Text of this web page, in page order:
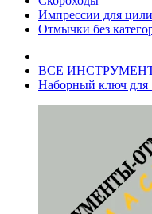
Импрессии для
Отмычки без
ВСЕ
Наборный ключ для